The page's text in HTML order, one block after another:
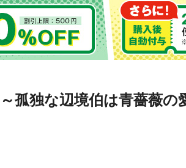
孤独な辺境伯は青薔薇の